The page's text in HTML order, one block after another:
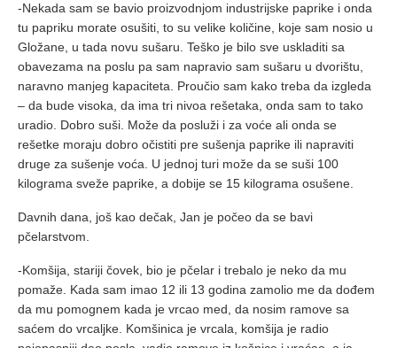
-Nekada sam se bavio proizvodnjom industrijske paprike i onda
tu papriku morate osušiti, to su velike količine, koje sam nosio u
Gložane, u tada novu sušaru. Teško je bilo sve uskladiti sa
obavezama na poslu pa sam napravio sam sušaru u dvorištu,
naravno manjeg kapaciteta. Proučio sam kako treba da izgleda
– da bude visoka, da ima tri nivoa rešetaka, onda sam to tako
uradio. Dobro suši. Može da posluži i za voće ali onda se
rešetke moraju dobro očistiti pre sušenja paprike ili napraviti
druge za sušenje voća. U jednoj turi može da se suši 100
kilograma sveže paprike, a dobije se 15 kilograma osušene.
Davnih dana, još kao dečak, Jan je počeo da se bavi
pčelarstvom.
-Komšija, stariji čovek, bio je pčelar i trebalo je neko da mu
pomaže. Kada sam imao 12 ili 13 godina zamolio me da dođem
da mu pomognem kada je vrcao med, da nosim ramove sa
saćem do vrcaljke. Komšinica je vrcala, komšija je radio